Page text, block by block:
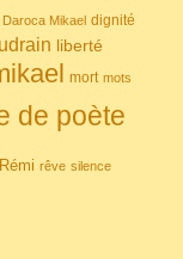
Daroca Mikael dignité
liberté
mort mots
de poète
Rémi rêve silence